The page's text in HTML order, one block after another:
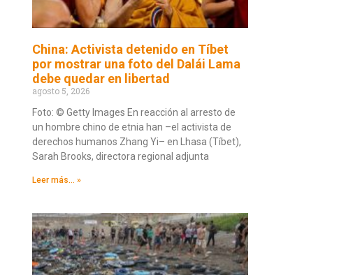
China: Activista detenido en Tíbet
por mostrar una foto del Dalái Lama
debe quedar en libertad
agosto 5, 2026
Foto: © Getty Images En reacción al arresto de
un hombre chino de etnia han –el activista de
derechos humanos Zhang Yi– en Lhasa (Tíbet),
Sarah Brooks, directora regional adjunta
Leer más... »